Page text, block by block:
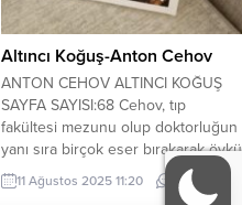
Altıncı Koğuş-Anton Cehov
ANTON CEHOV ALTINCI KOĞUŞ
SAYFA SAYISI:68 Cehov, tıp
fakültesi mezunu olup doktorluğun
yanı sıra birçok eser bırakarak öykü
ve tiyatro oyunlarıyla edebiyat
dünyasında yer edinmiş önemli
11 Ağustos 2025 11:20 0